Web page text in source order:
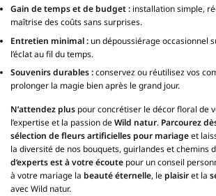
Gain de temps et de budget : installation simple,
maîtrise des coûts sans surprises.
Entretien minimal : un dépoussiérage occasionnel
l’éclat au fil du temps.
Souvenirs durables :conservez ou réutilisez vos
prolonger la magie bien après le grand jour.
N’attendez plus pour concrétiser le décor floral de
l’expertise et la passion deWild natur. Parcourez
sélection de fleurs artificielles pour mariageet
la diversité de nos bouquets, guirlandes et chemins
d’experts est à votre écoute pour un conseil
à votre mariage la beauté éternelle, le plaisiret la
avec Wild natur.